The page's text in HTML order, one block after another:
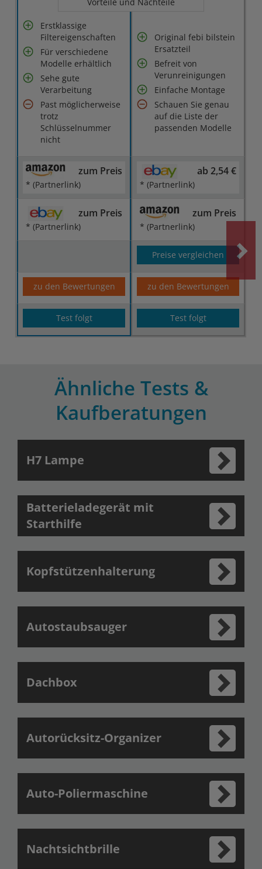
Erstklassige
Filtereigenschaften
Für verschiedene
Modelle erhältlich
Sehe gute
Verarbeitung
Past möglicherweise
trotz
Schlüsselnummer
nicht
Original febi bilstein
Ersatzteil
Befreit von
Verunreinigungen
Einfache Montage
Schauen Sie genau
auf die Liste der
passenden Modelle
zum Preis
* (Partnerlink)
ab 2,54 €
* (Partnerlink)
zum Preis
* (Partnerlink)
zum Preis
* (Partnerlink)
Preise vergleichen
zu den Bewertungen zu den Bewertungen
Test folgt Test folgt
Ähnliche Tests &
Kaufberatungen
H7 Lampe
Batterieladegerät mit
Starthilfe
Kopfstützenhalterung
Autostaubsauger
Dachbox
Autorücksitz-Organizer
Auto-Poliermaschine
Nachtsichtbrille